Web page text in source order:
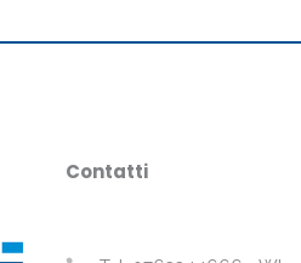
Contatti